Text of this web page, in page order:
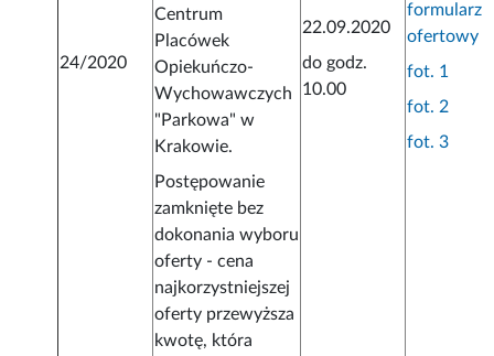
24/2020
Centrum
Placówek
Opiekuńczo-
Wychowawczych
"Parkowa" w
Krakowie.
Postępowanie
zamknięte bez
dokonania wyboru
oferty - cena
najkorzystniejszej
oferty przewyższa
kwotę, która
22.09.2020
do godz.
10.00
formularz
ofertowy
fot. 1
fot. 2
fot. 3